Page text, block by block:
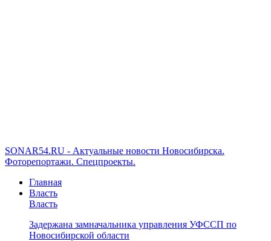
SONAR54.RU - Актуальные новости Новосибирска.
Фоторепортажи. Спецпроекты.
Главная
Власть
Власть
Задержана замначальника управления УФССП по
Новосибирской области